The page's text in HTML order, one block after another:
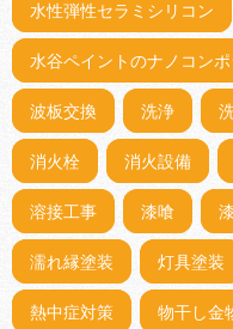
水性弾性セラミシリコン
水谷ペイントのナノコン
波板交換 洗浄
消火栓 消火設備
溶接工事 漆喰
濡れ縁塗装 灯具塗装
熱中症対策 物干し金